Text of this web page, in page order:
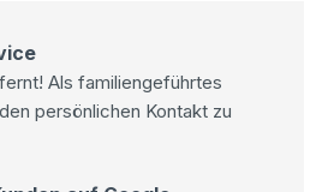
Als familiengeführtes
persönlichen Kontakt zu